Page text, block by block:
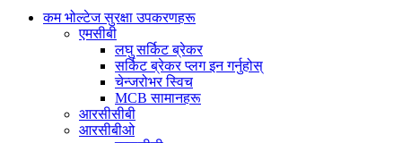
कम भोल्टेज सुरक्षा उपकरणहरू
एमसीबी
लघु सर्किट ब्रेकर
सर्किट ब्रेकर प्लग इन गर्नुहोस्
चेन्जरोभर स्विच
MCB सामानहरू
आरसीसीबी
आरसीबीओ